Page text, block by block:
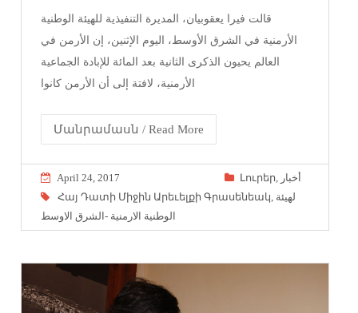
قالت فيرا يعقوبيان، المديرة التنفيذية للهيئة الوطنية
الأرمنية في الشرق الأوسط، اليوم الإثنين، إن الأرمن في
العالم يحيون الذكرى الثانية بعد المائة للإبادة الجماعية
الأرمنية، لافتة إلى أن الأرمن كانوا
Մանրամասն / Read More
April 24, 2017 Լուրեր,
أخبار
Հայ Դատի Միջին Արեւելքի Գրասենեակ لهيئة
الوطنية الارمنية -الشرق الاوسط